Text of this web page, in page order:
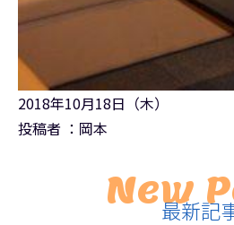
2018年10月18日（木）
投稿者 ：岡本
New
最新記